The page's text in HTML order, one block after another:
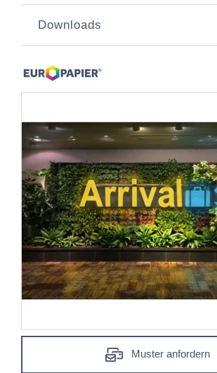
Downloads
Muster anfordern